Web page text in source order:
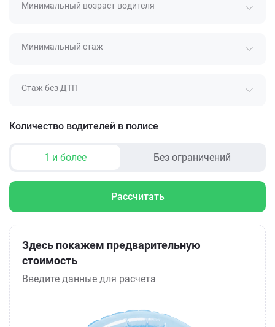
Минимальный возраст водителя
Минимальный стаж
Стаж без ДТП
Количество водителей в полисе
1 и более Без ограничений
Рассчитать
Здесь покажем предварительную
стоимость
Введите данные для расчета